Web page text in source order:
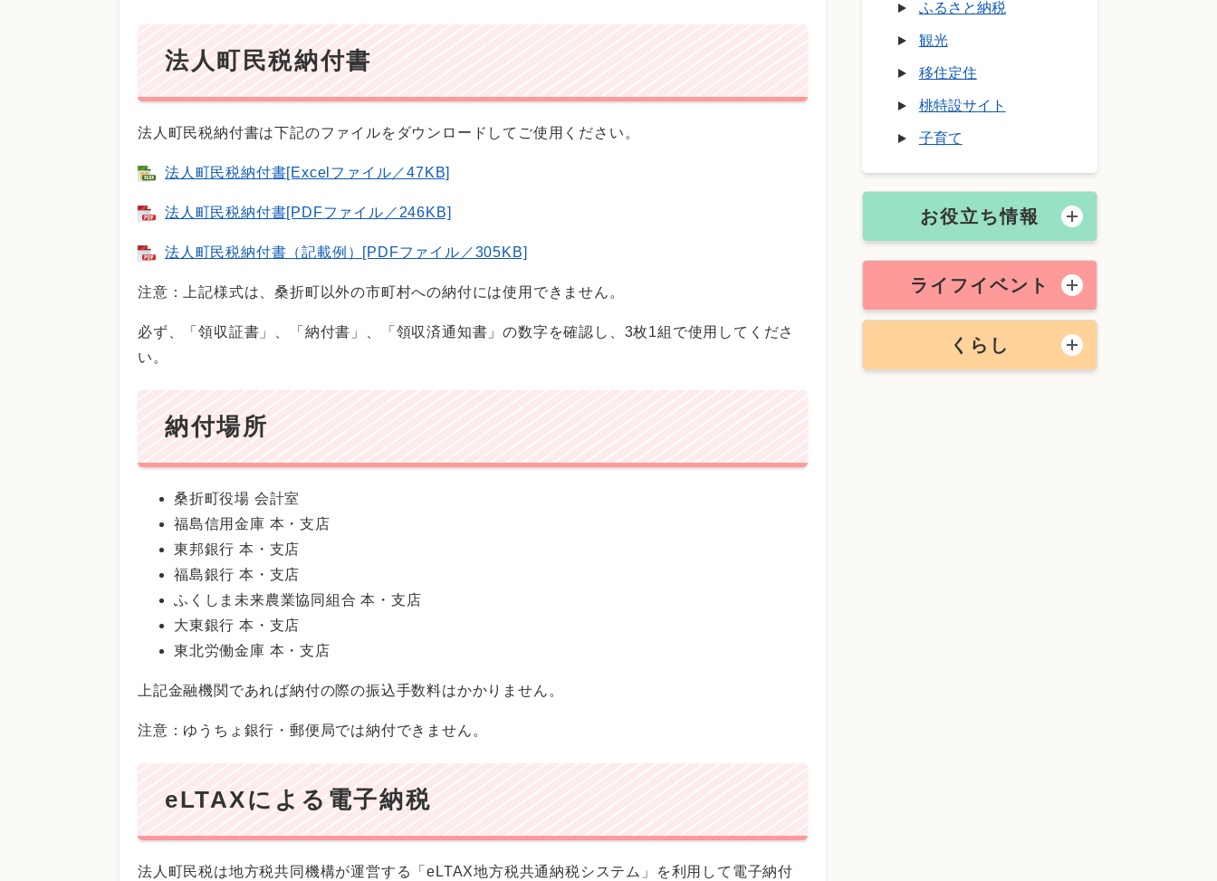
法人町民税納付書
法人町民税納付書は下記のファイルをダウンロードしてご使用ください。
法人町民税納付書[Excelファイル／47KB]
法人町民税納付書[PDFファイル／246KB]
法人町民税納付書（記載例）[PDFファイル／305KB]
注意：上記様式は、桑折町以外の市町村への納付には使用できません。
必ず、「領収証書」、「納付書」、「領収済通知書」の数字を確認し、3枚1組で使用してくださ
い。
納付場所
桑折町役場 会計室
福島信用金庫 本・支店
東邦銀行 本・支店
福島銀行 本・支店
ふくしま未来農業協同組合 本・支店
大東銀行 本・支店
東北労働金庫 本・支店
上記金融機関であれば納付の際の振込手数料はかかりません。
注意：ゆうちょ銀行・郵便局では納付できません。
eLTAXによる電子納税
法人町民税は地方税共同機構が運営する「eLTAX地方税共通納税システム」を利用して電子納付
ふるさと納税
観光
移住定住
桃特設サイト
子育て
お役立ち情報
ライフイベント
くらし